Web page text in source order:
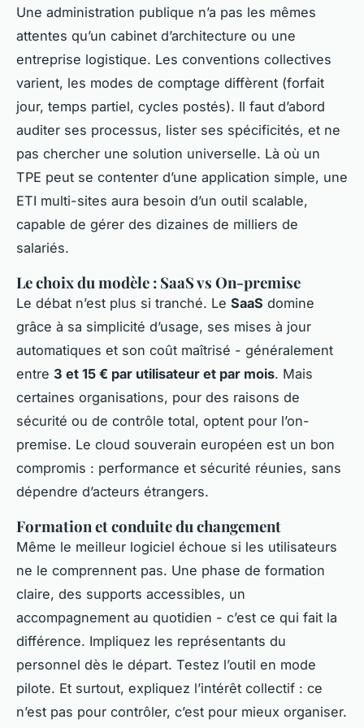
Une administration publique n’a pas les mêmes
attentes qu’un cabinet d’architecture ou une
entreprise logistique. Les conventions collectives
varient, les modes de comptage diffèrent (forfait
jour, temps partiel, cycles postés). Il faut d’abord
auditer ses processus, lister ses spécificités, et ne
pas chercher une solution universelle. Là où un
TPE peut se contenter d’une application simple, une
ETI multi-sites aura besoin d’un outil scalable,
capable de gérer des dizaines de milliers de
salariés.
Le choix du modèle : SaaS vs On-premise
Le débat n’est plus si tranché. Le SaaS domine
grâce à sa simplicité d’usage, ses mises à jour
automatiques et son coût maîtrisé - généralement
entre 3 et 15 € par utilisateur et par mois. Mais
certaines organisations, pour des raisons de
sécurité ou de contrôle total, optent pour l’on-
premise. Le cloud souverain européen est un bon
compromis : performance et sécurité réunies, sans
dépendre d’acteurs étrangers.
Formation et conduite du changement
Même le meilleur logiciel échoue si les utilisateurs
ne le comprennent pas. Une phase de formation
claire, des supports accessibles, un
accompagnement au quotidien - c’est ce qui fait la
différence. Impliquez les représentants du
personnel dès le départ. Testez l’outil en mode
pilote. Et surtout, expliquez l’intérêt collectif : ce
n’est pas pour contrôler, c’est pour mieux organiser.